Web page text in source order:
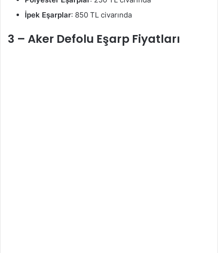
İpek Eşarplar: 850 TL civarında
3 – Aker Defolu Eşarp Fiyatları